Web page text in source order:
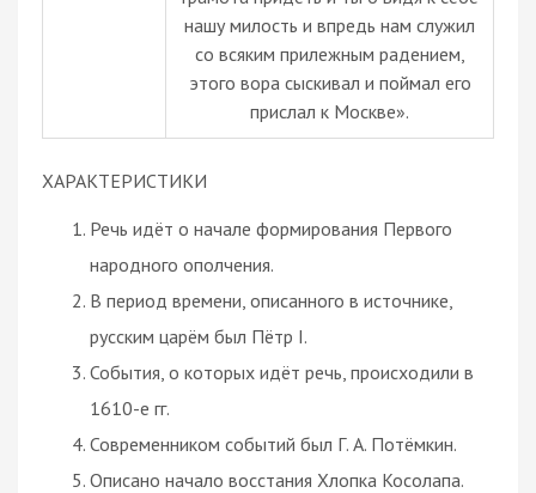
нашу милость и впредь нам служил
со всяким прилежным радением,
этого вора сыскивал и поймал его
прислал к Москве».
ХАРАКТЕРИСТИКИ
Речь идёт о начале формирования Первого
народного ополчения.
В период времени, описанного в источнике,
русским царём был Пётр I.
События, о которых идёт речь, происходили в
1610-е гг.
Современником событий был Г. А. Потёмкин.
Описано начало восстания Хлопка Косолапа.